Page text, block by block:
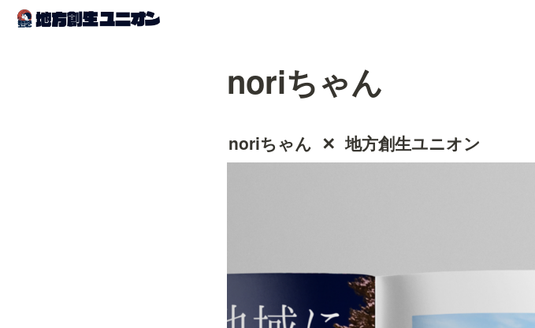
noriちゃん
noriちゃん  ✕  地方創生ユニオン